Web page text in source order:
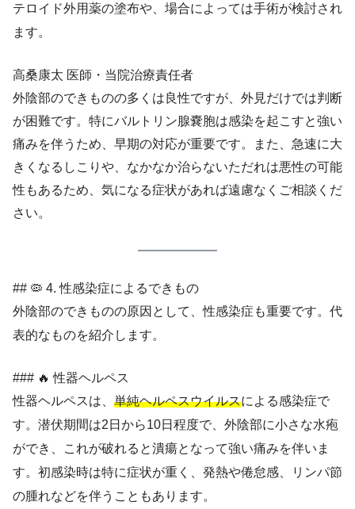
テロイド外用薬の塗布や、場合によっては手術が検討され
ます。
高桑康太 医師・当院治療責任者
外陰部のできものの多くは良性ですが、外見だけでは判断
が困難です。特にバルトリン腺嚢胞は感染を起こすと強い
痛みを伴うため、早期の対応が重要です。また、急速に大
きくなるしこりや、なかなか治らないただれは悪性の可能
性もあるため、気になる症状があれば遠慮なくご相談くだ
さい。
## 🦠 4. 性感染症によるできもの
外陰部のできものの原因として、性感染症も重要です。代
表的なものを紹介します。
### 🔥 性器ヘルペス
性器ヘルペスは、 単純ヘルペスウイルスによる感染症で
す。潜伏期間は2日から10日程度で、外陰部に小さな水疱
ができ、これが破れると潰瘍となって強い痛みを伴いま
す。初感染時は特に症状が重く、発熱や倦怠感、リンパ節
の腫れなどを伴うこともあります。